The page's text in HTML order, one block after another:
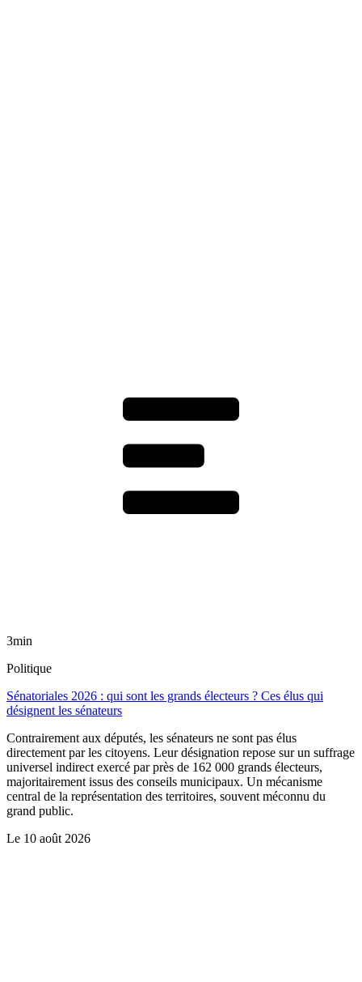
3min
Politique
Sénatoriales 2026 : qui sont les grands électeurs ? Ces élus qui
désignent les sénateurs
Contrairement aux députés, les sénateurs ne sont pas élus
directement par les citoyens. Leur désignation repose sur un suffrage
universel indirect exercé par près de 162 000 grands électeurs,
majoritairement issus des conseils municipaux. Un mécanisme
central de la représentation des territoires, souvent méconnu du
grand public.
Le 10 août 2026